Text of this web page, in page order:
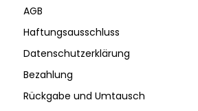
AGB
Haftungsausschluss
Datenschutzerklärung
Bezahlung
Rückgabe und Umtausch